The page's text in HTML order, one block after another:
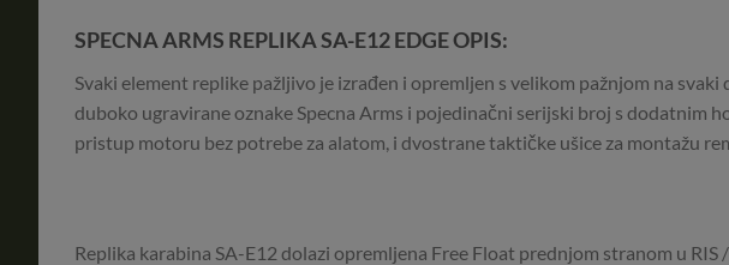
SPECNA ARMS REPLIKA SA-E12 EDGE OPIS:
Svaki element replike pažljivo je izrađen i opremljen s velikom pažnjom na
duboko ugravirane oznake Specna Arms i pojedinačni serijski broj s
pristup motoru bez potrebe za alatom, i dvostrane taktičke ušice za montažu
Replika karabina SA-E12 dolazi opremljena Free Float prednjom stranom u